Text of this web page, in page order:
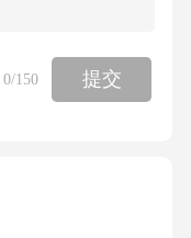
0/150 提交